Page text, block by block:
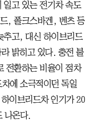
일고 있는 전기차 속도
, 폴크스바겐, 벤츠 등
추고, 대신 하이브리드
밝히고 있다. 충전 불
전환하는 비율이 점차
에 소극적이던 독일
이브리드차 인기가 20
나온다.